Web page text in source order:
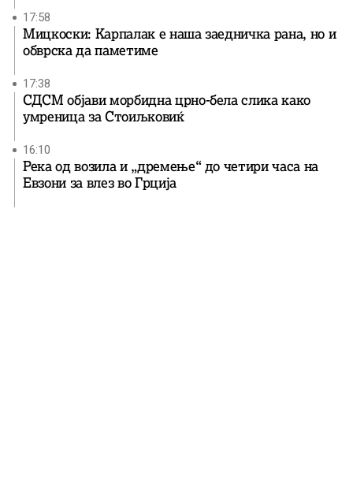
17:58
Мицкоски: Карпалак е наша заедничка рана, но и
обврска да паметиме
17:38
СДСМ објави морбидна црно-бела слика како
умреница за Стоиљковиќ
16:10
Река од возила и „дремење“ до четири часа на
Евзони за влез во Грција